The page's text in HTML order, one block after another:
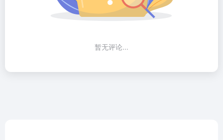
暂无评论...